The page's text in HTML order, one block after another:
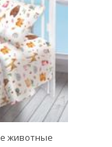
животные